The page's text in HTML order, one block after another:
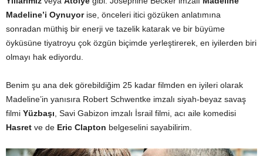
Madeline’i Oynuyorise, önceleri itici gözüken anlatımına
sonradan müthiş bir enerji ve tazelik katarak ve bir büyüme
öyküsüne tiyatroyu çok özgün biçimde yerleştirerek, en iyilerden biri
olmayı hak ediyordu.
Benim şu ana dek görebildiğim 25 kadar filmden en iyileri olarak
Madeline’in yanısıra Robert Schwentke imzalı siyah-beyaz savaş
filmi Yüzbaşı , Savi Gabizon imzalı İsrail filmi, acı aile komedisi
Hasret ve de Eric Clapton belgeselini sayabilirim.